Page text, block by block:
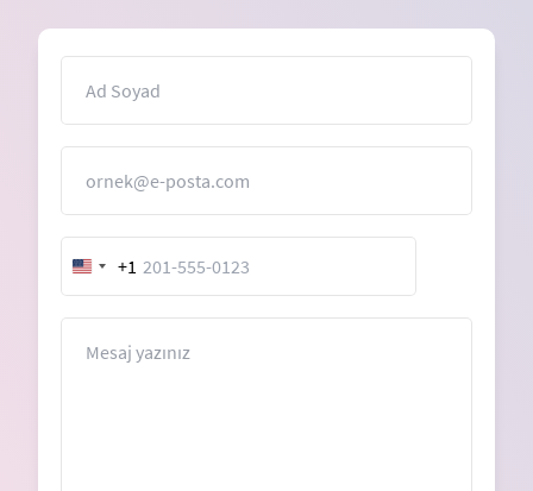
United
States
+1